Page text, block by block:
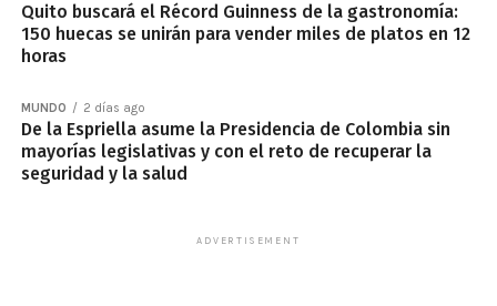
Quito buscará el Récord Guinness de la gastronomía:
150 huecas se unirán para vender miles de platos en 12
horas
MUNDO 2 días ago
De la Espriella asume la Presidencia de Colombia sin
mayorías legislativas y con el reto de recuperar la
seguridad y la salud
ADVERTISEMENT